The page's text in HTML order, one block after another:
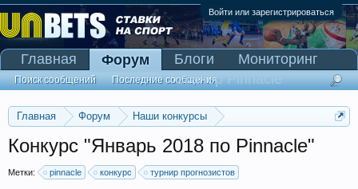
Войти или зарегистрироваться
Главная Форум
Наши конкурсы
Конкурс "Январь 2018 по Pinnacle"
Метки: pinnacle конкурс турнир прогнозистов
Главная Форум
Поиск сообщений Последние сообщения
Блоги
Мониторинг
Сканер Pinnacle